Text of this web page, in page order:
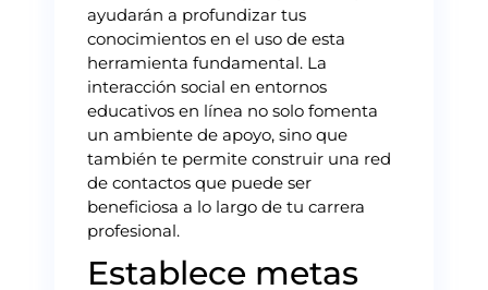
ayudarán a profundizar tus
conocimientos en el uso de esta
herramienta fundamental. La
interacción social en entornos
educativos en línea no solo fomenta
un ambiente de apoyo, sino que
también te permite construir una red
de contactos que puede ser
beneficiosa a lo largo de tu carrera
profesional.
Establece metas